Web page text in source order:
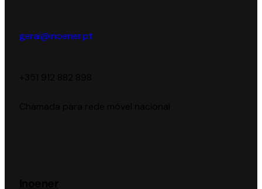
geral@inoener.pt